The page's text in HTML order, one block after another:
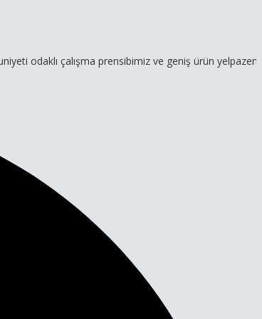
çalışma prensibimiz ve geniş ürün yelpazemizle